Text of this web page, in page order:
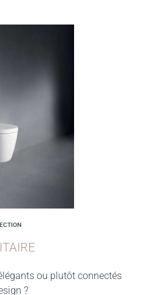
ou plutôt connectés
?